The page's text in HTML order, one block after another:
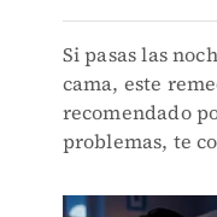
Si pasas las
cama, este
recomendado
problemas, te